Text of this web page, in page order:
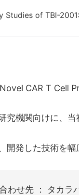
of TBI-
CAR T Cell
機関向けに、
発した技術を幅
わせ先 ： タカラ